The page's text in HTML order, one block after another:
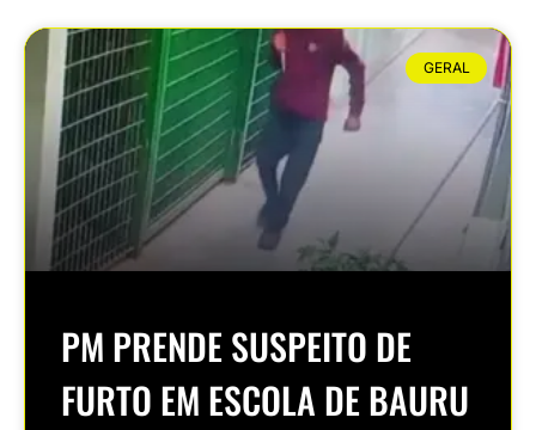
GERAL
PM PRENDE SUSPEITO DE
FURTO EM ESCOLA DE BAURU